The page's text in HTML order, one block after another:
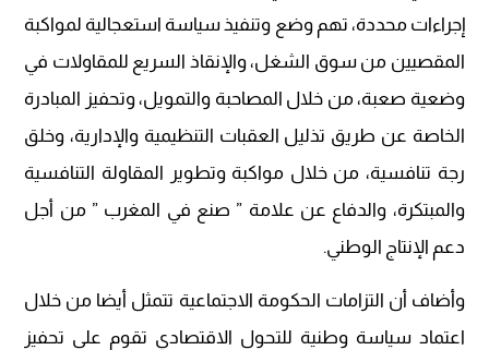
إجراءات محددة، تهم وضع وتنفيذ سياسة استعجالية لمواكبة
المقصيين من سوق الشغل، والإنقاذ السريع للمقاولات في
وضعية صعبة، من خلال المصاحبة والتمويل، وتحفيز المبادرة
الخاصة عن طريق تذليل العقبات التنظيمية والإدارية، وخلق
رجة تنافسية، من خلال مواكبة وتطوير المقاولة التنافسية
والمبتكرة، والدفاع عن علامة ” صنع في المغرب ” من أجل
دعم الإنتاج الوطني.
وأضاف أن التزامات الحكومة الاجتماعية تتمثل أيضا من خلال
اعتماد سياسة وطنية للتحول الاقتصادي تقوم على تحفيز